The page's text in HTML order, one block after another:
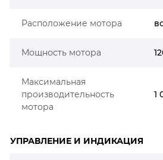
Расположение мотора
Мощность мотора
Максимальная
производительность
мотора
1
УПРАВЛЕНИЕ И ИНДИКАЦИЯ